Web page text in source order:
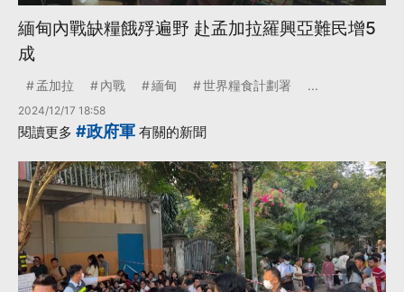
緬甸內戰缺糧餓殍遍野 赴孟加拉羅興亞難民增5
成
孟加拉 內戰 緬甸 世界糧食計劃署 ...
2024/12/17 18:58
閱讀更多 #政府軍 有關的新聞